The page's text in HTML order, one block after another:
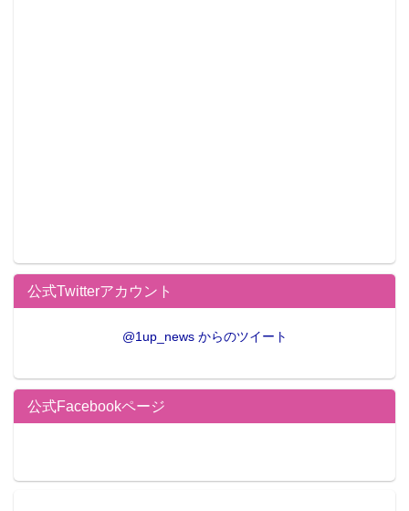
公式Twitterアカウント
@1up_news からのツイート
公式Facebookページ